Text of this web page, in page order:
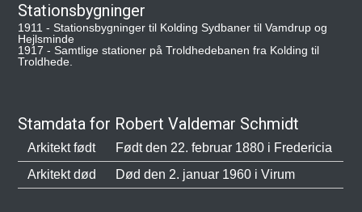
Stationsbygninger
1911 - Stationsbygninger til Kolding Sydbaner til Vamdrup og
Hejlsminde
1917 - Samtlige stationer på Troldhedebanen fra Kolding til
Troldhede.
Stamdata for Robert Valdemar Schmidt
Arkitekt født
Født den 22. februar 1880 i Fredericia
Arkitekt død
Død den 2. januar 1960 i Virum